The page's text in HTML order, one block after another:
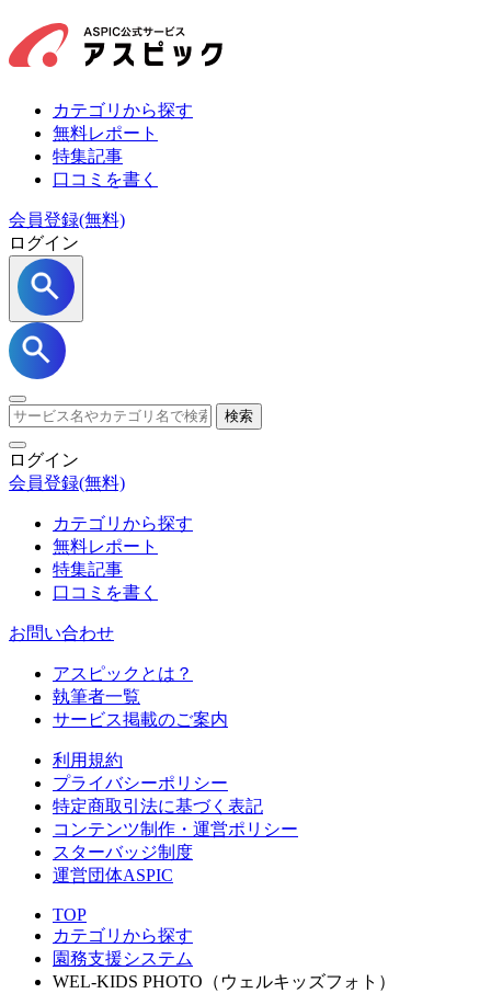
カテゴリから探す
無料レポート
特集記事
口コミを書く
会員登録(無料)
ログイン
検索
ログイン
会員登録(無料)
カテゴリから探す
無料レポート
特集記事
口コミを書く
お問い合わせ
アスピックとは？
執筆者一覧
サービス掲載のご案内
利用規約
プライバシーポリシー
特定商取引法に基づく表記
コンテンツ制作・運営ポリシー
スターバッジ制度
運営団体ASPIC
TOP
カテゴリから探す
園務支援システム
WEL-KIDS PHOTO（ウェルキッズフォト）